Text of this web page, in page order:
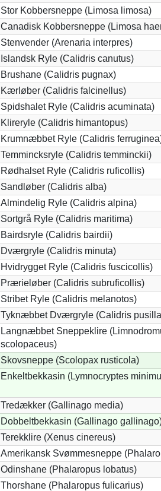
Stor Kobbersneppe (Limosa limosa)
Canadisk Kobbersneppe (Limosa
Stenvender (Arenaria interpres)
Islandsk Ryle (Calidris canutus)
Brushane (Calidris pugnax)
Kærløber (Calidris falcinellus)
Spidshalet Ryle (Calidris acuminata)
Klireryle (Calidris himantopus)
Krumnæbbet Ryle (Calidris
Temmincksryle (Calidris temminckii)
Rødhalset Ryle (Calidris ruficollis)
Sandløber (Calidris alba)
Almindelig Ryle (Calidris alpina)
Sortgrå Ryle (Calidris maritima)
Bairdsryle (Calidris bairdii)
Dværgryle (Calidris minuta)
Hvidrygget Ryle (Calidris fuscicollis)
Prærieløber (Calidris subruficollis)
Stribet Ryle (Calidris melanotos)
Tyknæbbet Dværgryle (Calidris
Langnæbbet Sneppeklire
scolopaceus)
Skovsneppe (Scolopax rusticola)
Enkeltbekkasin (Lymnocryptes
Tredækker (Gallinago media)
Dobbeltbekkasin (Gallinago
Terekklire (Xenus cinereus)
Amerikansk Svømmesneppe
Odinshane (Phalaropus lobatus)
Thorshane (Phalaropus fulicarius)